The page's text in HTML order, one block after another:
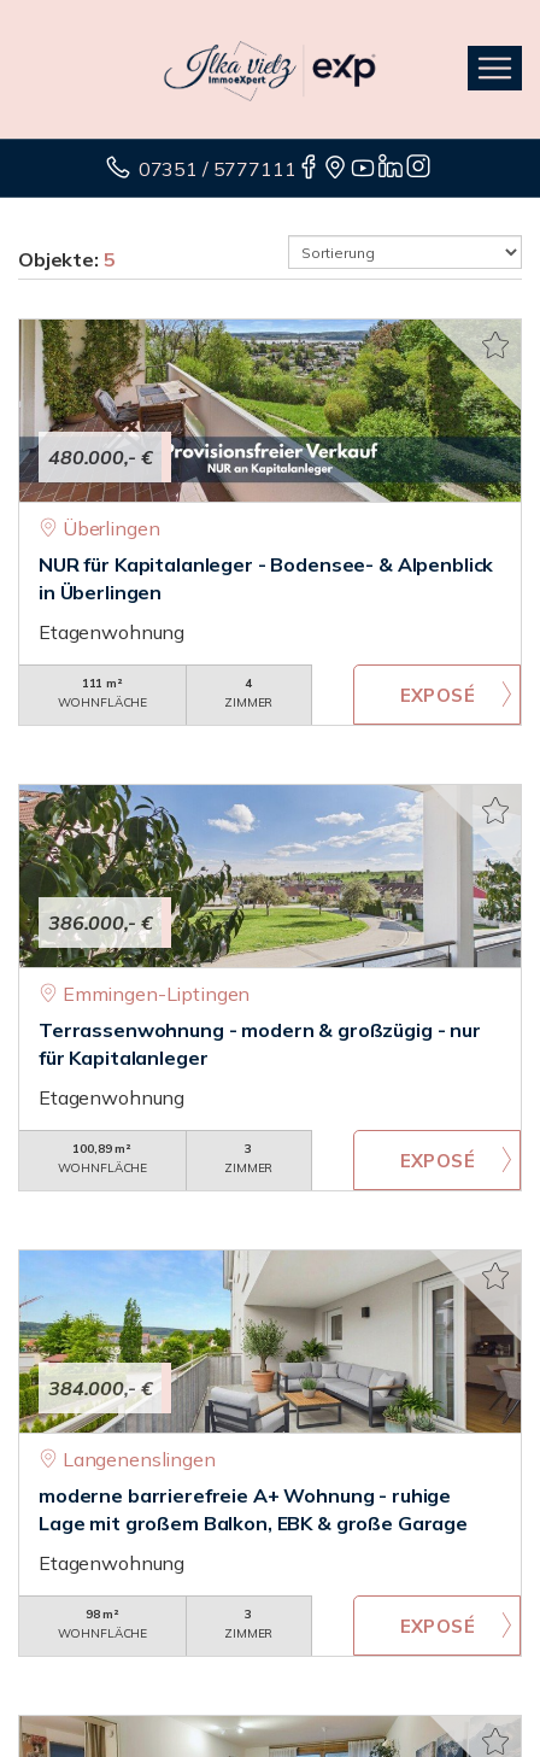
07351 / 5777111
Objekte: 5
480.000,- €
Überlingen
NUR für Kapitalanleger - Bodensee- & Alpenblick
in Überlingen
Etagenwohnung
111 m²
WOHNFLÄCHE
4
ZIMMER
386.000,- €
Emmingen-Liptingen
Terrassenwohnung - modern & großzügig - nur
für Kapitalanleger
Etagenwohnung
100,89 m²
WOHNFLÄCHE
3
ZIMMER
384.000,- €
Langenenslingen
moderne barrierefreie A+ Wohnung - ruhige
Lage mit großem Balkon, EBK & große Garage
Etagenwohnung
98 m²
WOHNFLÄCHE
3
ZIMMER